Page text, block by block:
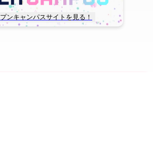
ンキャンパスサイトを見る！
TOHO GAKUEN All Rights Reserved.